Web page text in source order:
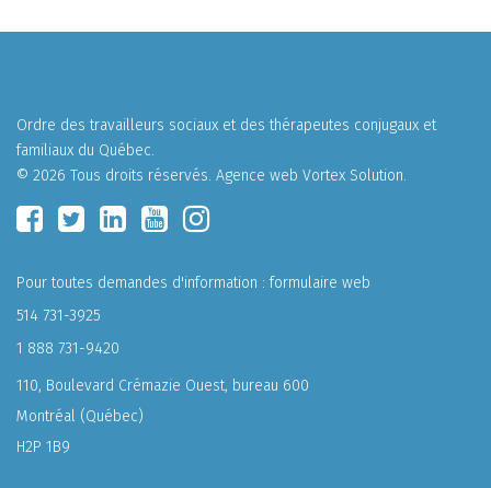
Ordre des travailleurs sociaux et des thérapeutes conjugaux et
familiaux du Québec.
© 2026 Tous droits réservés. Agence web Vortex Solution.
Pour toutes demandes d'information :formulaire web
514 731-3925
1 888 731-9420
110, Boulevard Crémazie Ouest, bureau 600
Montréal (Québec)
H2P 1B9